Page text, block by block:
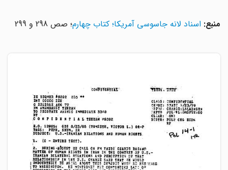
منبع: اسناد لانه جاسوسی آمریکا؛ کتاب چهارم؛ صص 298 و 299